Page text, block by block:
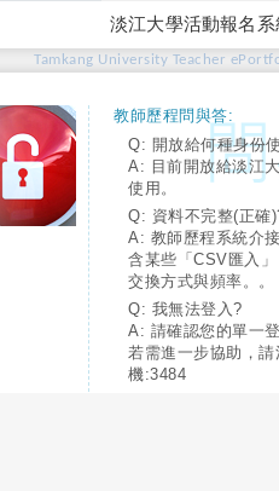
淡江大學活動報名
Tamkang University Teacher
教師歷程問與答:
Q: 開放給何種身份
A: 目前開放給淡江
使用。
Q: 資料不完整(正確
A: 教師歷程系統介
含某些「CSV匯入
交換方式與頻率。。
Q: 我無法登入?
A: 請確認您的單一
若需進一步協助，
機:3484